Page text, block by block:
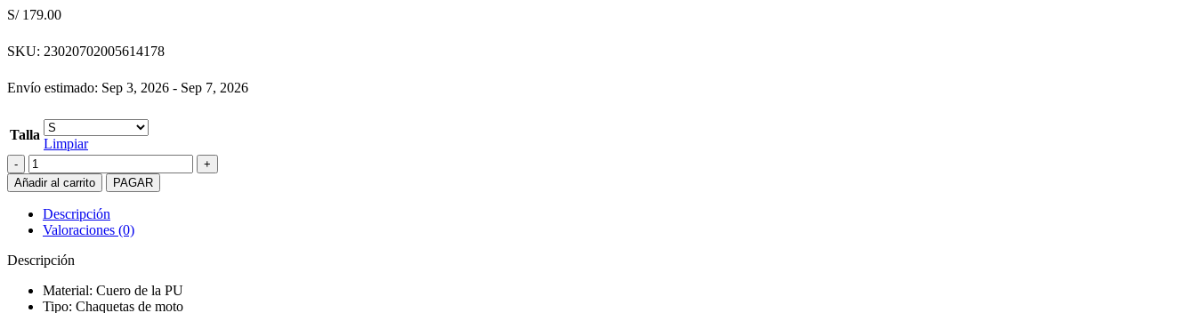
S/179.00
SKU: 23020702005614178
Envío estimado: Sep 3, 2026 - Sep 7, 2026
Talla
Limpiar
Chaqueta
cuerina
dos
colores
cantidad
Añadir al carrito PAGAR
Descripción
Valoraciones (0)
Descripción
Material: Cuero de la PU
Tipo: Chaquetas de moto